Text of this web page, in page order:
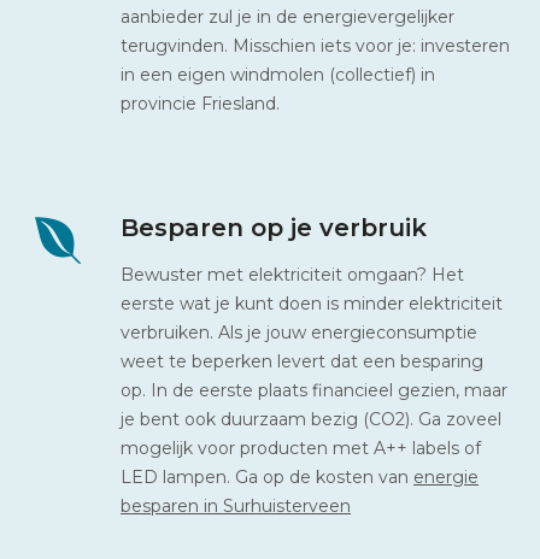
aanbieder zul je in de energievergelijker
terugvinden. Misschien iets voor je: investeren
in een eigen windmolen (collectief) in
provincie Friesland.
Besparen op je verbruik
Bewuster met elektriciteit omgaan? Het
eerste wat je kunt doen is minder elektriciteit
verbruiken. Als je jouw energieconsumptie
weet te beperken levert dat een besparing
op. In de eerste plaats financieel gezien, maar
je bent ook duurzaam bezig (CO2). Ga zoveel
mogelijk voor producten met A++ labels of
LED lampen. Ga op de kosten van energie
besparen in Surhuisterveen